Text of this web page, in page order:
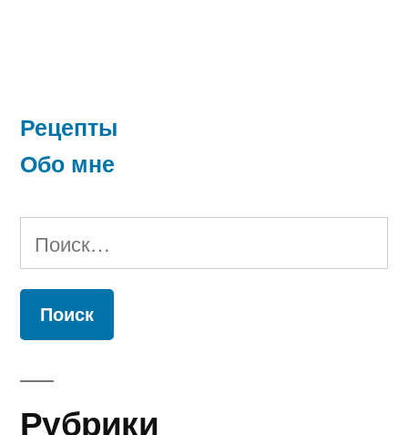
Рецепты
Обо мне
Найти:
Рубрики